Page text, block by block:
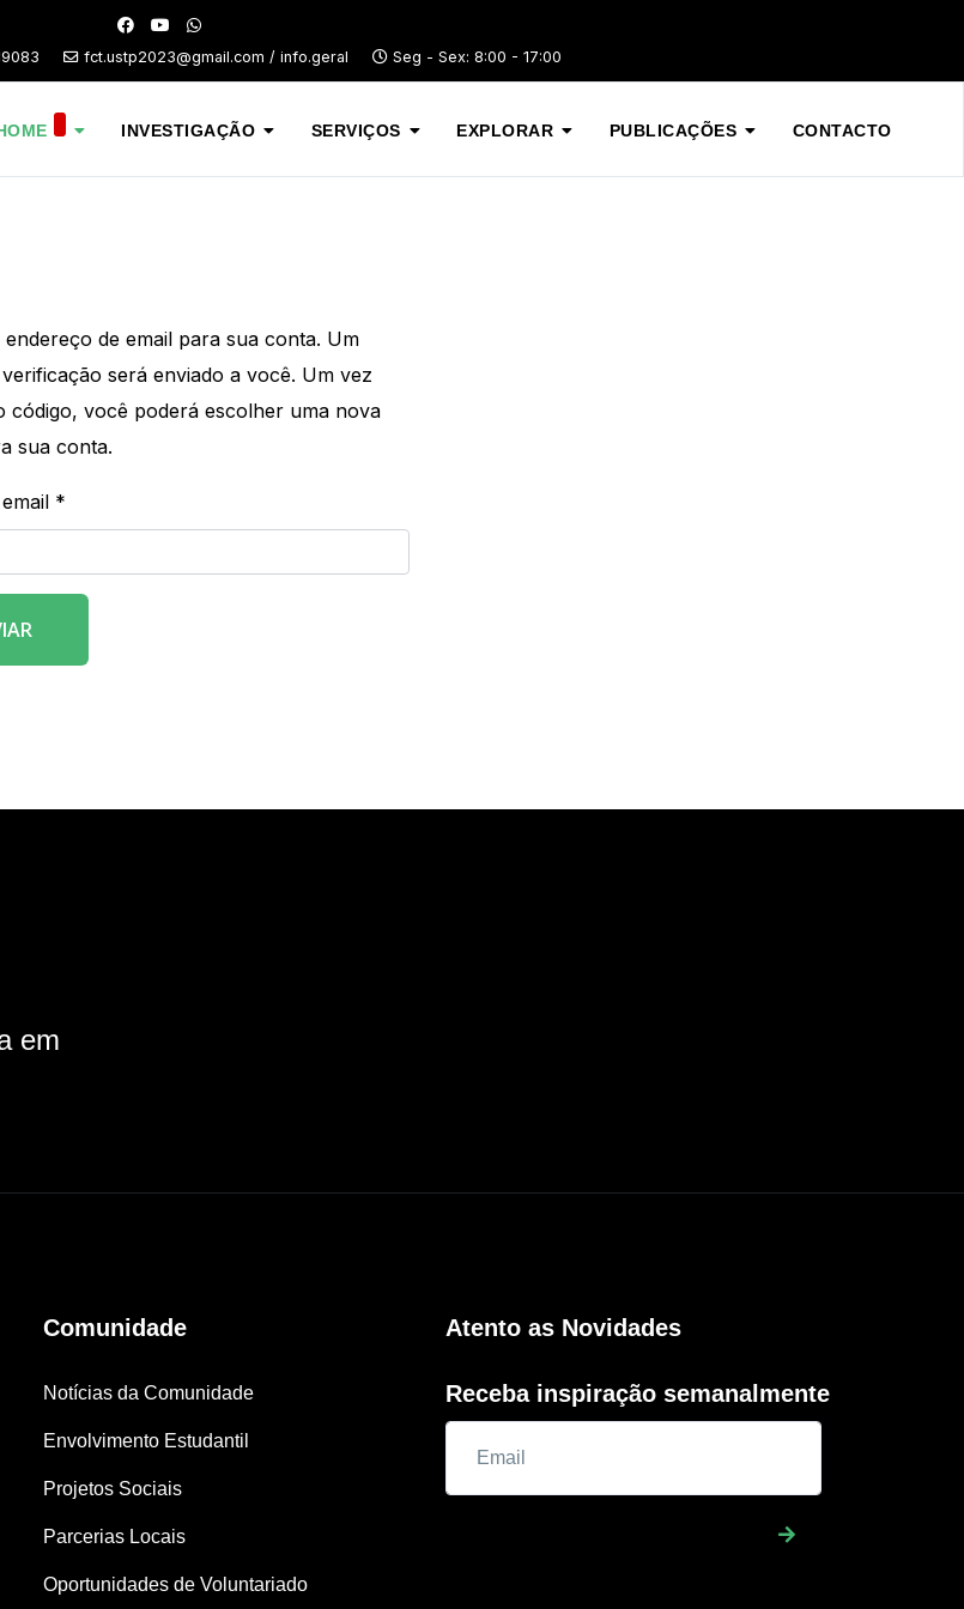
fct.ustp2023@gmail.com / info.geral Seg - Sex: 8:00 - 17:00
INVESTIGAÇÃO SERVIÇOS EXPLORAR PUBLICAÇÕES CONTACTO
de email para sua conta. Um
será enviado a você. Um vez
código, você poderá escolher uma nova
sua conta.
*
em
Comunidade
Notícias da Comunidade
Envolvimento Estudantil
Projetos Sociais
Parcerias Locais
Oportunidades de Voluntariado
Atento as Novidades
Receba inspiração semanalmente